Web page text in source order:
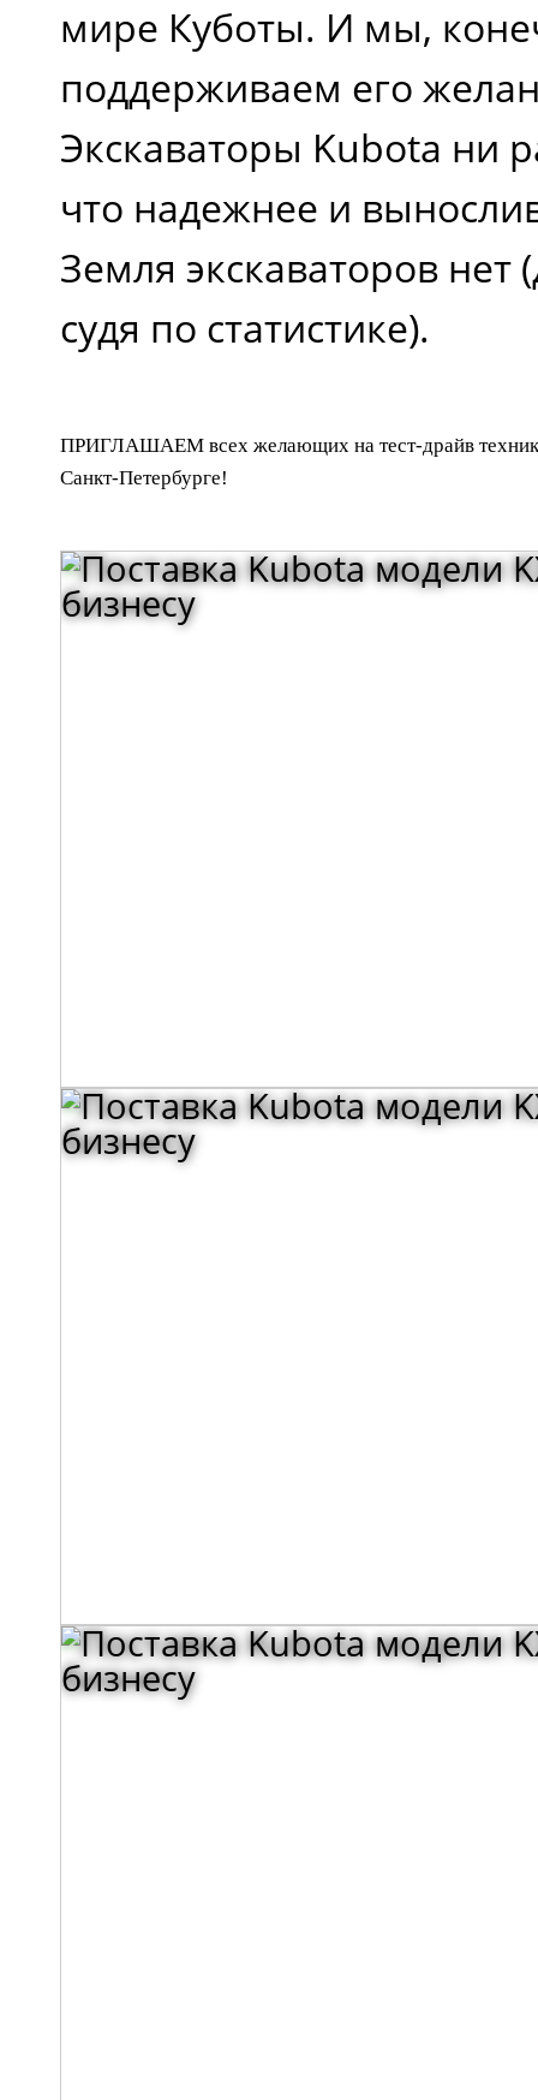
мире Куботы. И мы,
поддерживаем его
Экскаваторы Kubota ни
что надежнее и
Земля экскаваторов нет
судя по статистике).
ПРИГЛАШАЕМ всех желающих на тест-драйв
Санкт-Петербурге!